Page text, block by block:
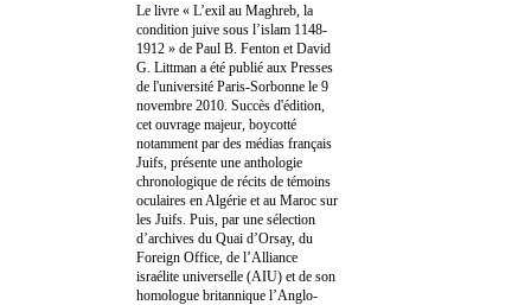
Le livre « L’exil au Maghreb, la
condition juive sous l’islam 1148-
1912 » de Paul B. Fenton et David
G. Littman a été publié aux Presses
de l'université Paris-Sorbonne le 9
novembre 2010. Succès d'édition,
cet ouvrage majeur, boycotté
notamment par des médias français
Juifs, présente une anthologie
chronologique de récits de témoins
oculaires en Algérie et au Maroc sur
les Juifs. Puis, par une sélection
d’archives du Quai d’Orsay, du
Foreign Office, de l’Alliance
israélite universelle (AIU) et de son
homologue britannique l’Anglo-